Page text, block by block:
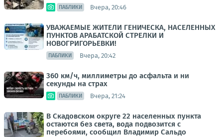
ПАБЛИКИ Вчера, 20:46
УВАЖАЕМЫЕ ЖИТЕЛИ ГЕНИЧЕСКА, НАСЕЛЕННЫХ
ПУНКТОВ АРАБАТСКОЙ СТРЕЛКИ И
НОВОГРИГОРЬЕВКИ!
ПАБЛИКИ Вчера, 20:42
360 км/ч, миллиметры до асфальта и ни
секунды на страх
ПАБЛИКИ Вчера, 21:24
В Скадовском округе 22 населенных пункта
остаются без света, вода подвозится с
перебоями, сообщил Владимир Сальдо